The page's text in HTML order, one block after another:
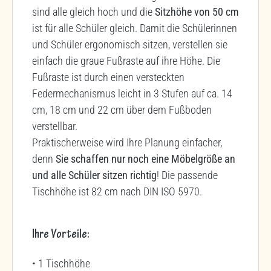
sind alle gleich hoch und dieSitzhöhe von 50 cm
ist für alle Schüler gleich. Damit die Schülerinnen
und Schüler ergonomisch sitzen, verstellen sie
einfach die graue Fußraste auf ihre Höhe. Die
Fußraste ist durch einen versteckten
Federmechanismus leicht in 3 Stufen auf ca. 14
cm, 18 cm und 22 cm über dem Fußboden
verstellbar.
Praktischerweise wird Ihre Planung einfacher,
denn Sie schaffen nur noch eine Möbelgröße an
und alle Schüler sitzen richtig! Die passende
Tischhöhe ist 82 cm nach DIN ISO 5970.
Ihre Vorteile:
• 1 Tischhöhe